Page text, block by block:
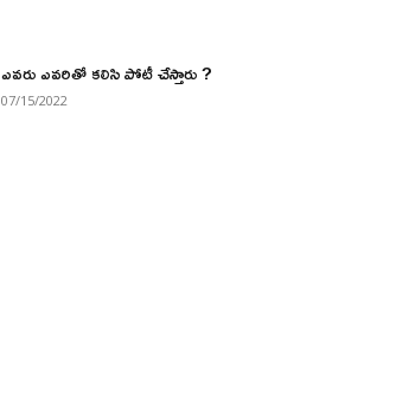
ఎవరు ఎవరితో కలిసి పోటీ చేస్తారు ?
07/15/2022